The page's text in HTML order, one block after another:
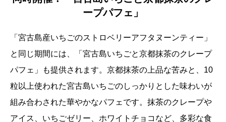
ープパフェ」
「宮古島産いちごのストロベリーアフタヌーンティー」
と同じ期間には、「宮古島いちごと京都抹茶のクレープ
パフェ」も提供されます。京都抹茶の上品な苦みと、10
粒以上使われた宮古島いちごのしっかりとした味わいが
組み合わされた華やかなパフェです。抹茶のクレープや
アイス、いちごゼリー、ホワイトチョコなど、多彩な食